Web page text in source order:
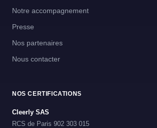
Notre accompagnement
Presse
Nos partenaires
Nous contacter
NOS CERTIFICATIONS
Cleerly SAS
RCS de Paris 902 303 015